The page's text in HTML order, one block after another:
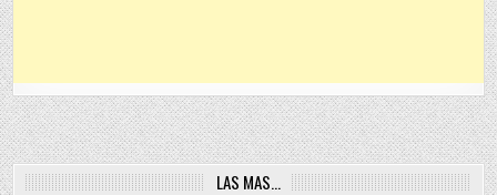
LAS MAS…